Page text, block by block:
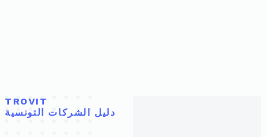
TROVIT
دليل الشركات التونسية